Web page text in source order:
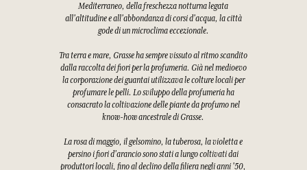
Mediterraneo, della freschezza notturna legata
all'altitudine e all'abbondanza di corsi d'acqua, la città
gode di un microclima eccezionale.
Tra terra e mare, Grasse ha sempre vissuto al ritmo scandito
dalla raccolta dei fiori per la profumeria. Già nel medioevo
la corporazione dei guantai utilizzava le colture locali per
profumare le pelli. Lo sviluppo della profumeria ha
consacrato la coltivazione delle piante da profumo nel
know-how ancestrale di Grasse.
La rosa di maggio, il gelsomino, la tuberosa, la violetta e
persino i fiori d'arancio sono stati a lungo coltivati dai
produttori locali, fino al declino della filiera negli anni '50,